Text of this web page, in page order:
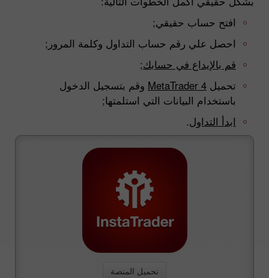
افتح حساب حقيقي;
احصل علي رقم حساب التداول وكلمة المرور;
قم بالإيداع في حسابك;
تحميل MetaTrader 4 وقم بتسجيل الدخول
باستخدام البيانات التي استلمتها;
ابدأ التداول.
تحميل المنصة